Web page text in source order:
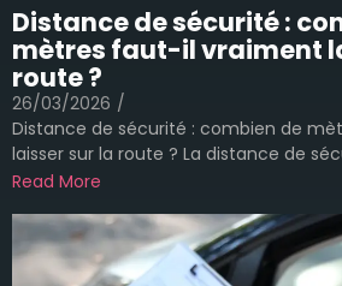
Distance de sécurité :
mètres faut-il vraiment
route ?
26/03/2026 /
Distance de sécurité : combien de
laisser sur la route ? La distance de
Read More